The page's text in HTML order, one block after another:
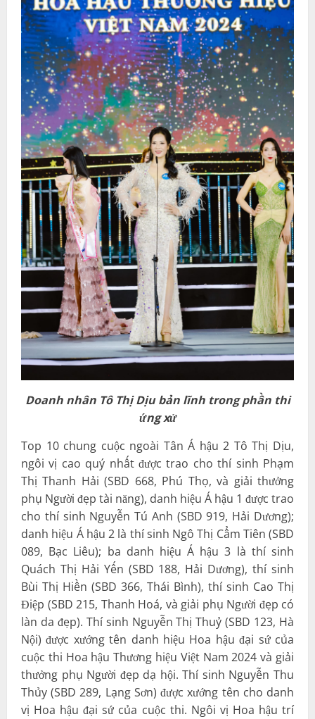
Doanh nhân Tô Thị Dịu bản lĩnhtrong phần thi
ứng xử
Top 10 chung cuộc ngoài Tân Á hậu 2 Tô Thị Dịu,
ngôi vị cao quý nhất được trao cho thí sinh Phạm
Thị Thanh Hải (SBD 668, Phú Thọ, và giải thưởng
phụ Người đẹp tài năng), danh hiệu Á hậu 1 được trao
cho thí sinh Nguyễn Tú Anh (SBD 919, Hải Dương);
danh hiệu Á hậu 2 là thí sinh Ngô Thị Cẩm Tiên (SBD
089, Bạc Liêu); ba danh hiệu Á hậu 3 là thí sinh
Quách Thị Hải Yến (SBD 188, Hải Dương), thí sinh
Bùi Thị Hiền (SBD 366, Thái Bình), thí sinh Cao Thị
Điệp (SBD 215, Thanh Hoá, và giải phụ Người đẹp có
làn da đẹp). Thí sinh Nguyễn Thị Thuỷ (SBD 123, Hà
Nội) được xướng tên danh hiệu Hoa hậu đại sứ của
cuộc thi Hoa hậu Thương hiệu Việt Nam 2024 và giải
thưởng phụ Người đẹp dạ hội. Thí sinh Nguyễn Thu
Thủy (SBD 289, Lạng Sơn) được xướng tên cho danh
vị Hoa hậu đại sứ của cuộc thi. Ngôi vị Hoa hậu trí